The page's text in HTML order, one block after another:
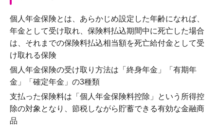
個人年金保険とは、あらかじめ設定した年齢になれば、
年金として受け取れ、保険料払込期間中に死亡した場合
は、それまでの保険料払込相当額を死亡給付金として受
け取れる保険
個人年金保険の受け取り方法は「終身年金」「有期年
金」「確定年金」の3種類
支払った保険料は「個人年金保険料控除」という所得控
除の対象となり、節税しながら貯蓄できる有効な金融商
品